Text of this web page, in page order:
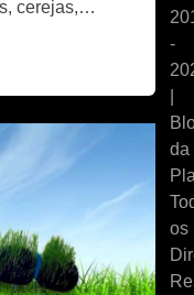
cerejas,…
-
da
os